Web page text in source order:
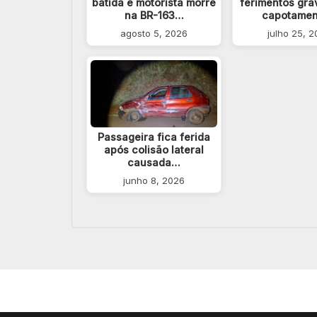
batida e motorista morre
na BR-163…
agosto 5, 2026
Passageira fica ferida
após colisão lateral
causada…
junho 8, 2026
ferimentos
julho 25,